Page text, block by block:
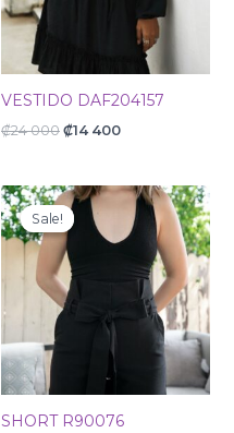
VESTIDO DAF204157
₡24 000 ₡14 400
Sale!
Sale!
SHORT R90076
Original
price
was:
₡18
000.
Current
price
is:
₡12